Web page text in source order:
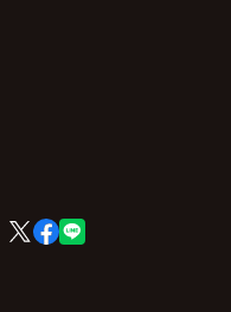
X
(Twitter)
Facebook
LINE